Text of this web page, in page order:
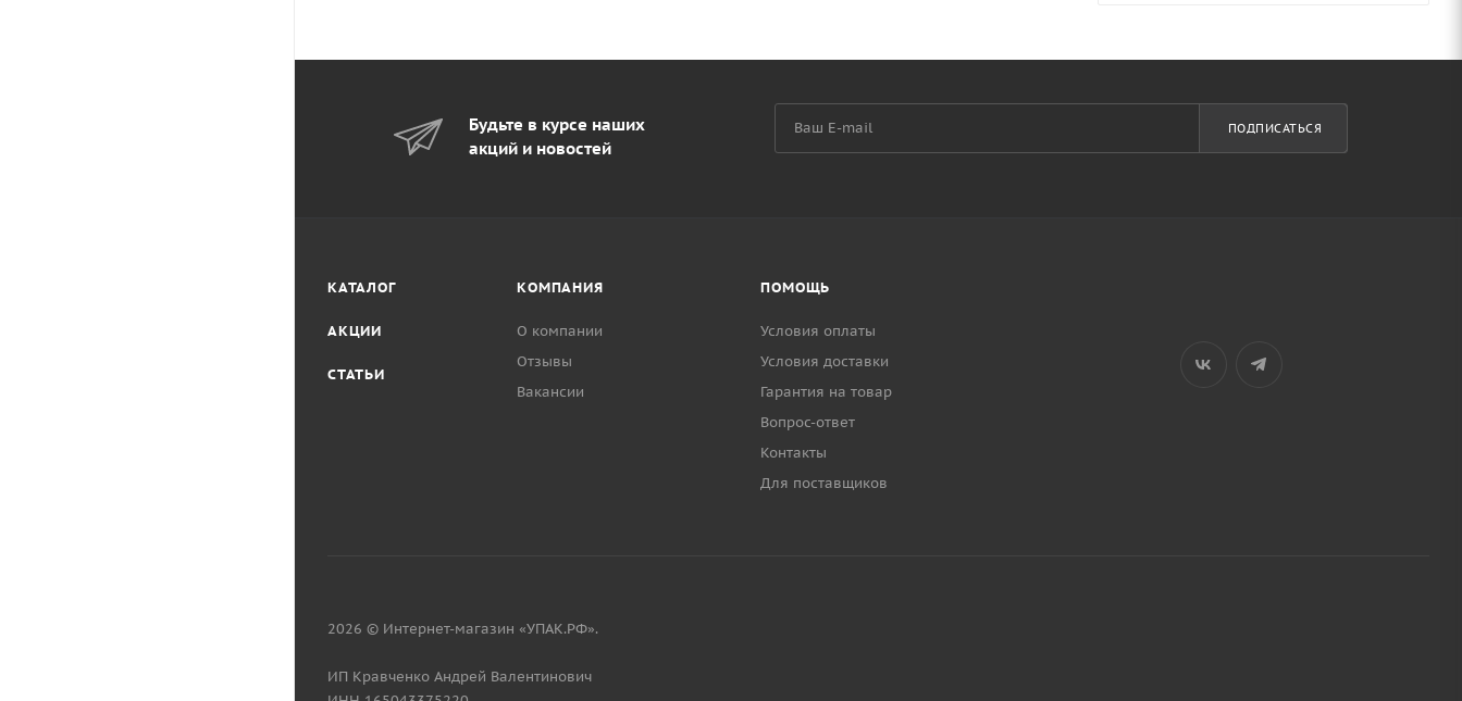
Будьте в курсе наших
акций и новостей
ПОДПИСАТЬСЯ
КАТАЛОГ
АКЦИИ
СТАТЬИ
КОМПАНИЯ
О компании
Отзывы
Вакансии
ПОМОЩЬ
Условия оплаты
Условия доставки
Гарантия на товар
Вопрос-ответ
Контакты
Для поставщиков
2026 © Интернет-магазин «УПАК.РФ».
ИП Кравченко Андрей Валентинович